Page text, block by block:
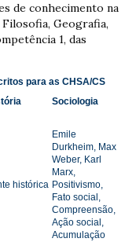
de conhecimento na
Geografia,
1, das
para as CHSA/CS
Sociologia
histórica
Emile
Durkheim, Max
Weber, Karl
Marx,
Positivismo,
Fato social,
Compreensão,
Ação social,
Acumulação